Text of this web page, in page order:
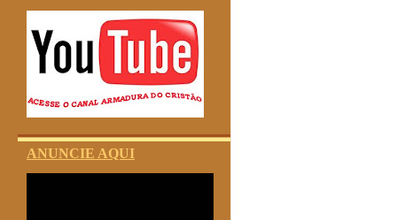
ANUNCIE AQUI